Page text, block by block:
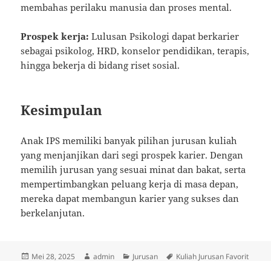
membahas perilaku manusia dan proses mental.
Prospek kerja: Lulusan Psikologi dapat berkarier
sebagai psikolog, HRD, konselor pendidikan, terapis,
hingga bekerja di bidang riset sosial.
Kesimpulan
Anak IPS memiliki banyak pilihan jurusan kuliah
yang menjanjikan dari segi prospek karier. Dengan
memilih jurusan yang sesuai minat dan bakat, serta
mempertimbangkan peluang kerja di masa depan,
mereka dapat membangun karier yang sukses dan
berkelanjutan.
Diposkan
Mei 28, 2025 Penulis
admin Kategori
Jurusan Tag
Kuliah Jurusan Favorit